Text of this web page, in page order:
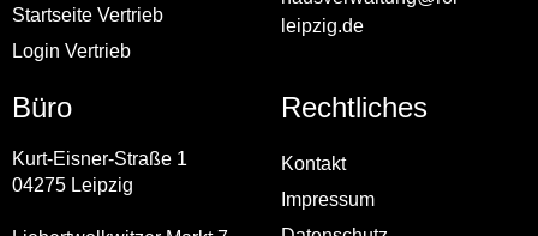
Startseite Vertrieb
Login Vertrieb
leipzig.de
Büro
Kurt-Eisner-Straße 1
04275 Leipzig
Rechtliches
Kontakt
Impressum